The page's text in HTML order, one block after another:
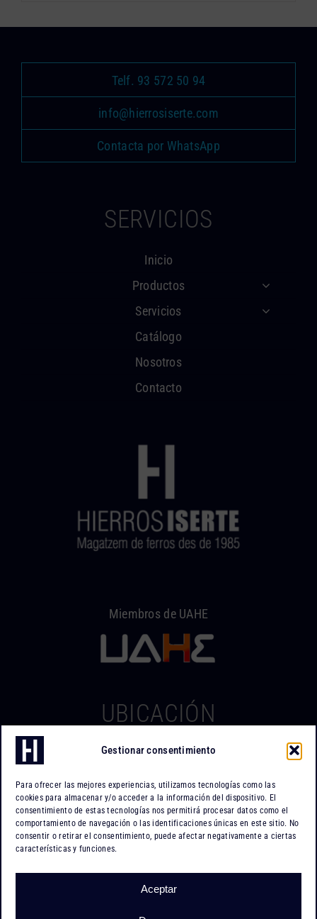
Gestionar consentimiento
Para ofrecer las mejores experiencias, utilizamos tecnologías como las
cookies para almacenar y/o acceder a la información del dispositivo. El
consentimiento de estas tecnologías nos permitirá procesar datos como el
comportamiento de navegación o las identificaciones únicas en este sitio. No
consentir o retirar el consentimiento, puede afectar negativamente a ciertas
características y funciones.
Aceptar
Telf. 93 572 50 94
info@hierrosiserte.com
Contacta por WhatsApp
SERVICIOS
Inicio
Productos
Servicios
Catálogo
Nosotros
Contacto
Miembros de UAHE
UBICACIÓN
Hierros Iserte
Po. Ind. Can Tapiola
08110 Montcada i Reixac
Barcelona